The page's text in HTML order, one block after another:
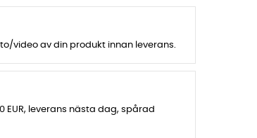
video av din produkt innan leverans.
EUR, leverans nästa dag, spårad